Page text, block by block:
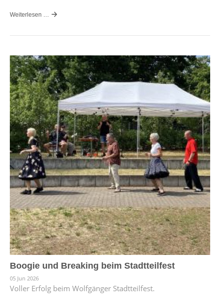
Weiterlesen …
Boogie und Breaking beim Stadtteilfest
05 Jun 2026
Voller Erfolg beim Wolfgänger Stadtteilfest.